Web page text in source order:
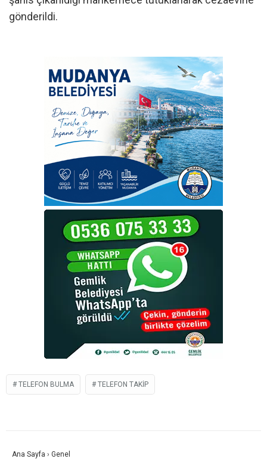
gönderildi.
TELEFON BULMA TELEFON TAKIP
Ana Sayfa › Genel